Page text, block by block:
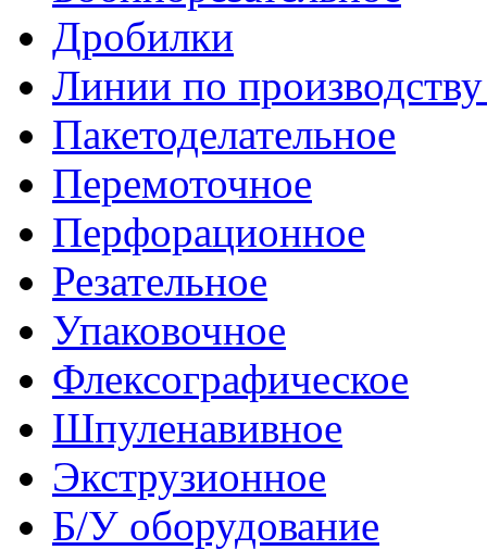
Дробилки
Линии по
Пакетоделательное
Перемоточное
Перфорационное
Резательное
Упаковочное
Флексографическое
Шпуленавивное
Экструзионное
Б/У оборудование